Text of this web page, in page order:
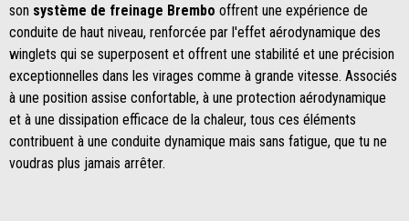
son système de freinage Brembo offrent une expérience de
conduite de haut niveau, renforcée par l'effet aérodynamique des
winglets qui se superposent et offrent une stabilité et une précision
exceptionnelles dans les virages comme à grande vitesse. Associés
à une position assise confortable, à une protection aérodynamique
et à une dissipation efficace de la chaleur, tous ces éléments
contribuent à une conduite dynamique mais sans fatigue, que tu ne
voudras plus jamais arrêter.